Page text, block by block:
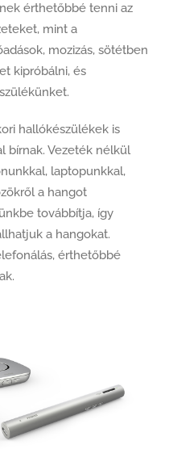
érthetőbbé tenni az
mint a
mozizás, sötétben
kipróbálni, és
hallókészülékek is
bírnak. Vezeték nélkül
laptopunkkal,
a hangot
továbbítja, így
a hangokat.
érthetőbbé